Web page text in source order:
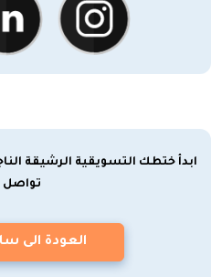
ابدأ ختطك التسويقية الرشيقة
تواصل
العودة الى